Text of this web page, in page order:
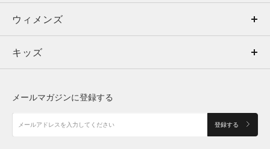
ウィメンズ
キッズ
アクセサリー
トップス
ボトムス
アクセサリー
ウィメンズ
トップス
シューズ
キッズ
メールマガジンに登録する
登録する